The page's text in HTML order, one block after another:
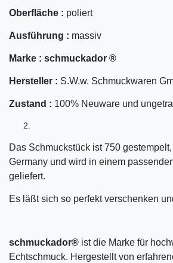
Oberfläche : poliert
Ausführung : massiv
Marke : schmuckador ®
Hersteller : S.W.w. Schmuckwaren
Zustand : 100% Neuware und
Das Schmuckstück ist 750
Germany und wird in einem
geliefert.
Es läßt sich so perfekt verschenken
schmuckador® ist die Marke für
Echtschmuck. Hergestellt von